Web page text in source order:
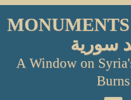
Skip
content
سورية
A Window on
Burns